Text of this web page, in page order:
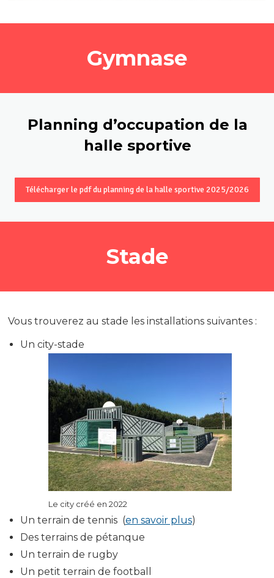
Gymnase
Planning d’occupation de la
halle sportive
Télécharger le pdf du planning de la halle sportive 2025/2026
Stade
Vous trouverez au stade les installations suivantes :
Un city-stade
Le city créé en 2022
Un terrain de tennis (en savoir plus)
Des terrains de pétanque
Un terrain de rugby
Un petit terrain de football